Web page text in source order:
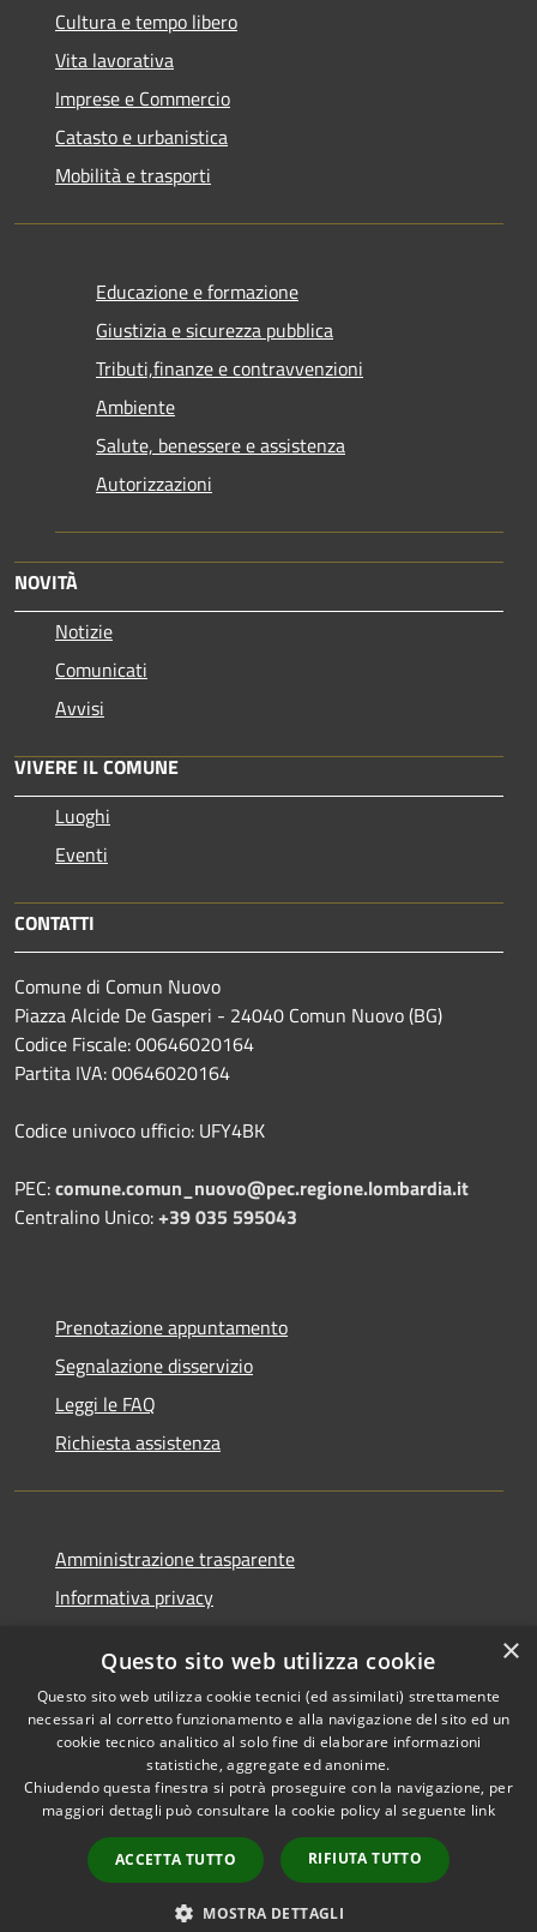
Cultura e tempo libero
Vita lavorativa
Imprese e Commercio
Catasto e urbanistica
Mobilità e trasporti
Educazione e formazione
Giustizia e sicurezza pubblica
Tributi,finanze e contravvenzioni
Ambiente
Salute, benessere e assistenza
Autorizzazioni
NOVITÀ
Notizie
Comunicati
Avvisi
VIVERE IL COMUNE
Luoghi
Eventi
CONTATTI
Comune di Comun Nuovo
Piazza Alcide De Gasperi - 24040 Comun Nuovo (BG)
Codice Fiscale: 00646020164
Partita IVA: 00646020164
Codice univoco ufficio: UFY4BK
PEC:comune.comun_nuovo@pec.regione.lombardia.it
Centralino Unico:+39 035 595043
Prenotazione appuntamento
Segnalazione disservizio
Leggi le FAQ
Richiesta assistenza
Amministrazione trasparente
Informativa privacy
Dichiarazione di accessibilità
RSS
Accessibilità
Copyright © 2026 • Comune di
Comun Nuovo • Powered by
Municipium•
Accesso
redazione
×
Questo sito web utilizza cookie
Questo sito web utilizza cookie tecnici (ed assimilati) strettamente
necessari al corretto funzionamento e alla navigazione del sito ed un
cookie tecnico analitico al solo fine di elaborare informazioni
statistiche, aggregate ed anonime.
Chiudendo questa finestra si potrà proseguire con la navigazione, per
maggiori dettagli può consultare la cookie policy al seguente link
ACCETTA TUTTO RIFIUTA TUTTO
MOSTRA DETTAGLI